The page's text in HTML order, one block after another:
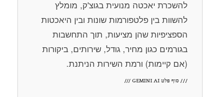
להשכרת יאכטה מנועית בגוצ'ק, מומלץ
להשוות בין פלטפורמות שונות ובין היאכטות
הספציפיות שהן מציעות, תוך התחשבות
בגורמים כגון מחיר, גודל, שירותים, ביקורות
(אם קיימות) ורמת השירות הניתנת.
/// סוף פלט GEMINI AI ///